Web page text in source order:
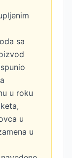
sa
u roku
u
u